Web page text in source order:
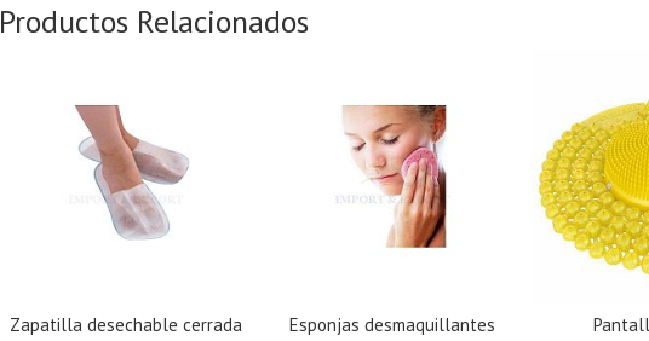
Productos Relacionados
Zapatilla desechable cerrada Esponjas desmaquillantes